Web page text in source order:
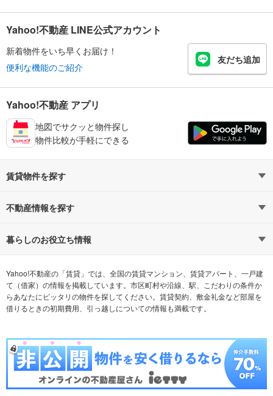
Yahoo!不動産 LINE公式アカウント
新着物件をいち早くお届け！
便利な機能のご紹介
友だち追加
Yahoo!不動産 アプリ
地図でサクッと物件探し
物件比較が手軽にできる
賃貸物件を探す
路線・駅から探す
通勤時間から探す
不動産会社から探す 希望の条件から探す
テーマから探す ランキングから探す
不動産情報を探す
不動産・住宅
新築マンション 中古マンション
新築一戸建て 中古一戸建て
注文住宅 土地
売却査定
暮らしのお役立ち情報
マンションカタログ 教えて！住まいの先生
Yahoo!不動産の「賃貸」では、全国の賃貸マンション、賃貸アパート、一戸建
て（借家）の情報を掲載しています。市区町村や沿線、駅、こだわりの条件か
らあなたにピッタリの物件を探してください。賃貸契約、敷金礼金など部屋を
借りるときの初期費用、引っ越しについての情報も満載です。